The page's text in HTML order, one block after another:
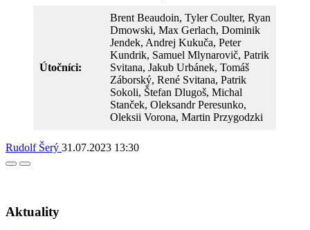
Útočníci:
Brent Beaudoin, Tyler Coulter, Ryan
Dmowski, Max Gerlach, Dominik
Jendek, Andrej Kukuča, Peter
Kundrik, Samuel Mlynarovič, Patrik
Svitana, Jakub Urbánek, Tomáš
Záborský, René Svitana, Patrik
Sokoli, Štefan Dlugoš, Michal
Stanček, Oleksandr Peresunko,
Oleksii Vorona, Martin Przygodzki
Rudolf Šerý 31.07.2023 13:30
Facebook
Twitter
Aktuality